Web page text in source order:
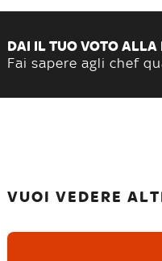
DAI IL TUO VOTO ALLA
Fai sapere agli chef
VUOI VEDERE